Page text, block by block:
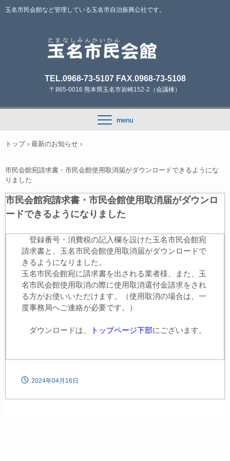
玉名市民会館など管理している玉名市自治振興公社です。
TEL.0968-73-5107 FAX.0968-73-5108
〒865-0016 熊本県玉名市岩崎152-2（会議棟）
トップ › 最新のお知らせ ›
市民会館宛請求書・市民会館使用取消届がダウンロードできるようにな
りました
市民会館宛請求書・市民会館使用取消届がダウンロ
ードできるようになりました
登録番号・消費税の記入欄を設けた玉名市民会館宛
請求書と、玉名市民会館使用取消届がダウンロードで
きるようになりました。
玉名市民会館宛に請求書を出される業者様、また、玉
名市民会館使用取消の際に使用取消還付金請求をされ
る方がお使いいただけます。（使用取消の場合は、一
度事務局へご連絡が必要です。）
ダウンロードは、 トップページ下部にございます。
2024年04月16日